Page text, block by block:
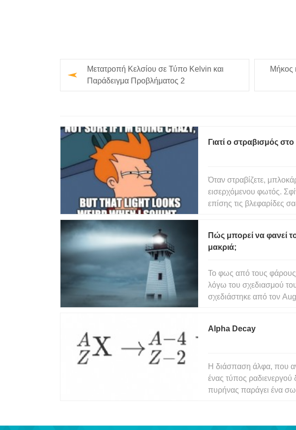
Μετατροπή Κελσίου σε Τύπο Kelvin και
Παράδειγμα Προβλήματος 2
Μήκος
Γιατί ο στραβισμός
Όταν στραβίζετε,
εισερχόμενου φωτός.
επίσης τις βλεφαρίδες
σας. Αυτό μπο
Πώς μπορεί να φανεί
μακριά;
Το φως από τους φάρους
λόγω του σχεδιασμού
σχεδιάστηκε από τον
ισχυρό. Οι φακοί
Alpha Decay
Η διάσπαση άλφα, που
ένας τύπος
πυρήνας παράγει ένα
πυρήνας ενός ατόμου